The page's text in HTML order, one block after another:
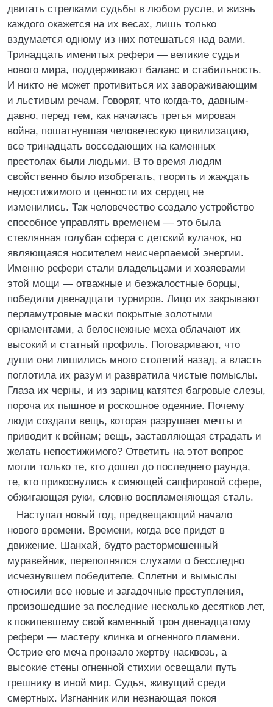
двигать стрелками судьбы в любом русле, и жизнь
каждого окажется на их весах, лишь только
вздумается одному из них потешаться над вами.
Тринадцать именитых рефери — великие судьи
нового мира, поддерживают баланс и стабильность.
И никто не может противиться их завораживающим
и льстивым речам. Говорят, что когда-то, давным-
давно, перед тем, как началась третья мировая
война, пошатнувшая человеческую цивилизацию,
все тринадцать восседающих на каменных
престолах были людьми. В то время людям
свойственно было изобретать, творить и жаждать
недостижимого и ценности их сердец не
изменились. Так человечество создало устройство
способное управлять временем — это была
стеклянная голубая сфера с детский кулачок, но
являющаяся носителем неисчерпаемой энергии.
Именно рефери стали владельцами и хозяевами
этой мощи — отважные и безжалостные борцы,
победили двенадцати турниров. Лицо их закрывают
перламутровые маски покрытые золотыми
орнаментами, а белоснежные меха облачают их
высокий и статный профиль. Поговаривают, что
души они лишились много столетий назад, а власть
поглотила их разум и развратила чистые помыслы.
Глаза их черны, и из зарниц катятся багровые слезы,
пороча их пышное и роскошное одеяние. Почему
люди создали вещь, которая разрушает мечты и
приводит к войнам; вещь, заставляющая страдать и
желать непостижимого? Ответить на этот вопрос
могли только те, кто дошел до последнего раунда,
те, кто прикоснулись к сияющей сапфировой сфере,
обжигающая руки, словно воспламеняющая сталь.
Наступал новый год, предвещающий начало
нового времени. Времени, когда все придет в
движение. Шанхай, будто растормошенный
муравейник, переполнялся слухами о бесследно
исчезнувшем победителе. Сплетни и вымыслы
относили все новые и загадочные преступления,
произошедшие за последние несколько десятков лет,
к покипевшему свой каменный трон двенадцатому
рефери — мастеру клинка и огненного пламени.
Острие его меча пронзало жертву насквозь, а
высокие стены огненной стихии освещали путь
грешнику в иной мир. Судья, живущий среди
смертных. Изгнанник или незнающая покоя